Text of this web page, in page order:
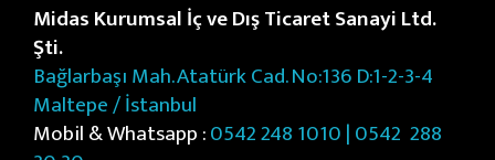
Midas Kurumsal İç ve Dış Ticaret Sanayi Ltd.
Şti.
Bağlarbaşı Mah. Atatürk Cad. No:136 D:1-2-3-4
Maltepe / İstanbul
Mobil & Whatsapp :0542 248 1010 | 0542 288